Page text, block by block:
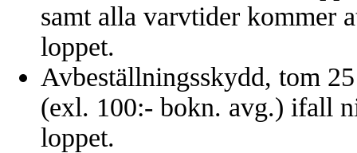
samt alla varvtider kommer
loppet.
Avbeställningsskydd, tom
(exl. 100:- bokn. avg.) ifall
loppet.